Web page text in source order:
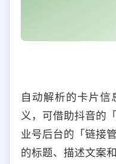
自动解析的卡片信
义，可借助抖音的
业号后台的「链接
的标题、描述文案